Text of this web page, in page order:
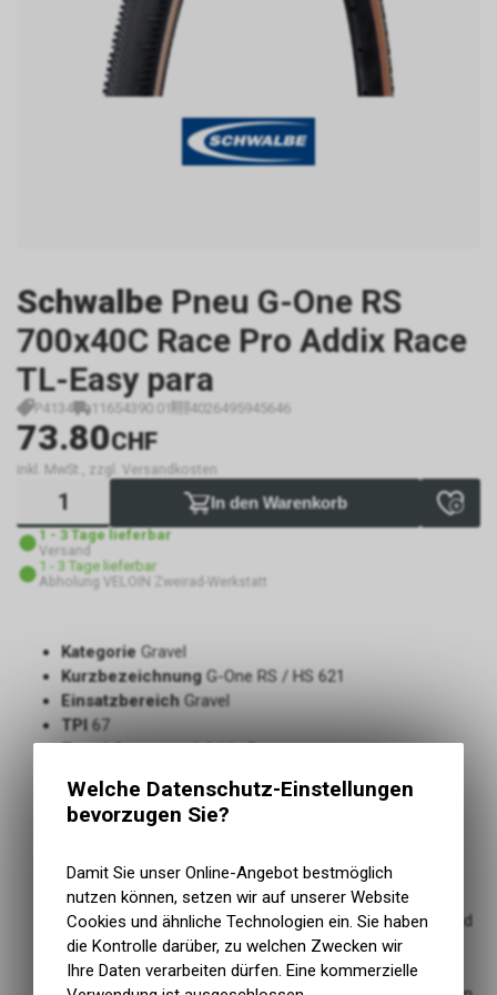
Schwalbe Pneu G-One RS
700x40C Race Pro Addix Race
TL-Easy para
P4134 11654390.01 4026495945646
73.80CHF
inkl. MwSt., zzgl. Versandkosten
In den Warenkorb
1 - 3 Tage lieferbar
Versand
1 - 3 Tage lieferbar
Abholung VELOIN Zweirad-Werkstatt
KategorieGravel
KurzbezeichnungG-One RS / HS 621
EinsatzbereichGravel
TPI67
Tread CompoundAddix Race
Typ PannenschutzSuper Race, V-Guard
Rennorientierter Semi-Slick-Reifen
Maximale Effizienz auf leichtem Terrain, harten Böden
und Asphalt
Brems- und Traktionskanten für Vorderrad und Hinterrad
dank schuppenartigem Profil
Souplesse-Konstruktion für geschmeidiges Fahrgefühl
Welche Datenschutz-Einstellungen
bevorzugen Sie?
Damit Sie unser Online-Angebot bestmöglich
nutzen können, setzen wir auf unserer Website
Cookies und ähnliche Technologien ein. Sie haben
die Kontrolle darüber, zu welchen Zwecken wir
Ihre Daten verarbeiten dürfen. Eine kommerzielle